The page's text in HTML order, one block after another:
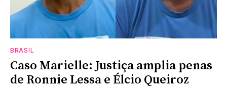
BRASIL
Caso Marielle: Justiça amplia penas
de Ronnie Lessa e Élcio Queiroz